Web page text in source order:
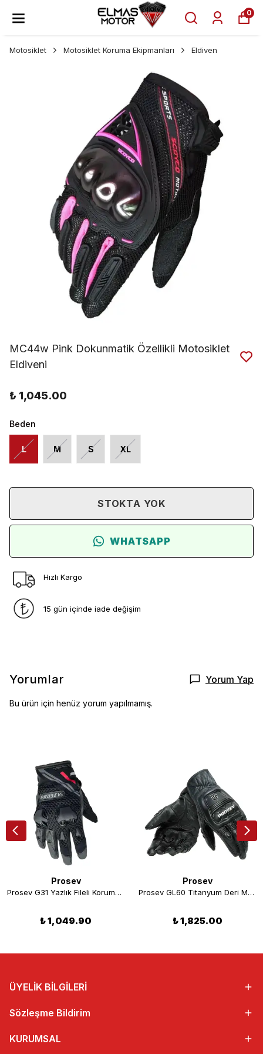
0
Motosiklet Motosiklet Koruma Ekipmanları Eldiven
MC44w Pink Dokunmatik Özellikli Motosiklet
Eldiveni
₺ 1,045.00
Beden
L M S XL
STOKTA YOK
WHATSAPP
Hızlı Kargo
15 gün içinde iade değişim
Yorumlar Yorum Yap
Bu ürün için henüz yorum yapılmamış.
Prosev
Prosev G31 Yazlık Fileli Korumalı Motosiklet Eldiveni
₺ 1,049.90
Prosev
Prosev GL60 Titanyum Deri Motosiklet Eldiveni Siyah
₺ 1,825.00
ÜYELİK BİLGİLERİ
Sözleşme Bildirim
KURUMSAL